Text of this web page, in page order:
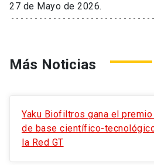
27 de Mayo de 2026.
Más Noticias
Yaku Biofiltros gana el
de base científico-
la Red GT